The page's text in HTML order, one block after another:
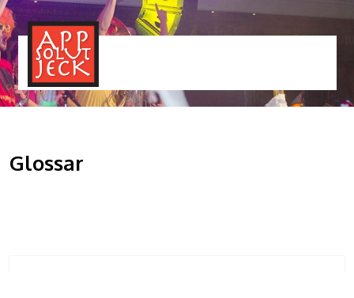
Glossar